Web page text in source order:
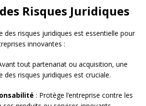
Risques Juridiques
des risques juridiques est essentielle pour
innovantes :
tout partenariat ou acquisition, une
des risques juridiques est cruciale.
: Protège l’entreprise contre les